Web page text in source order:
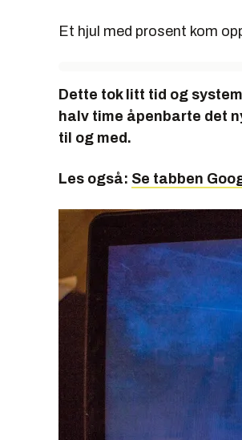
Et hjul med prosent kom
Dette tok litt tid og
halv time åpenbarte det
til og med.
Les også: Se tabben